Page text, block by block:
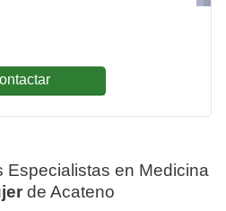
Especialistas en Medicina
de Acateno